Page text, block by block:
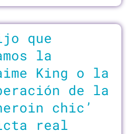
que
la
King o la
de la
chic’
real